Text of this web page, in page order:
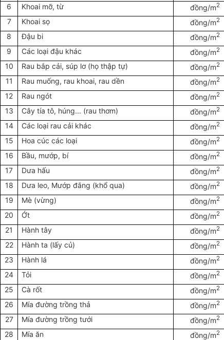
6
Khoai mỡ, từ đồng/m2
7
Khoai sọ đồng/m2
8
Đậu bi đồng/m2
9
Các loại đậu khác đồng/m2
10
Rau bắp cải, súp lơ (họ thập tự) đồng/m2
11
Rau muống, rau khoai, rau dền đồng/m2
12
Rau ngót đồng/m2
13
Cây tía tô, húng... (rau thơm) đồng/m2
14
Các loại rau cải khác đồng/m2
15
Hoa cúc các loại đồng/m2
16
Bầu, mướp, bí đồng/m2
17
Dưa hấu đồng/m2
18
Dưa leo, Mướp đắng (khổ qua) đồng/m2
19
Mè (vừng) đồng/m2
20
Ớt đồng/m2
21
Hành tây đồng/m2
22
Hành ta (lấy củ) đồng/m2
23
Hành lá đồng/m2
24
Tỏi đồng/m2
25
Cà rốt đồng/m2
26
Mía đường trồng thả đồng/m2
27
Mía đường trồng tưới đồng/m2
28
Mía ăn đồng/m2